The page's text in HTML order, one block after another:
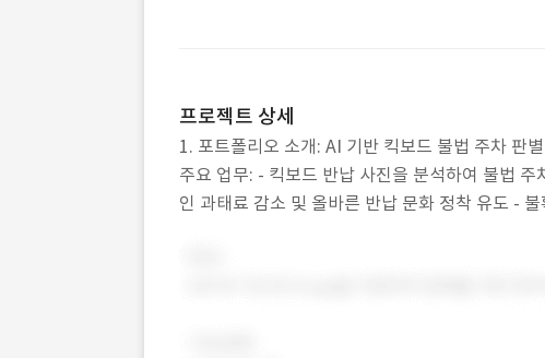
프로젝트 상세
1. 포트폴리오 소개: AI 기반 킥보드 불법 주차 판
주요 업무: - 킥보드 반납 사진을 분석하여 불법
인 과태료 감소 및 올바른 반납 문화 정착 유도 -